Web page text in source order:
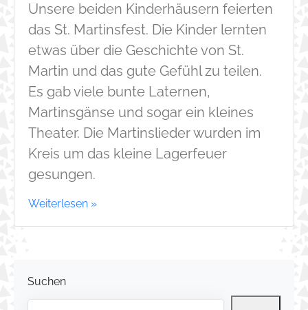
Unsere beiden Kinderhäusern feierten
das St. Martinsfest. Die Kinder lernten
etwas über die Geschichte von St.
Martin und das gute Gefühl zu teilen.
Es gab viele bunte Laternen,
Martinsgänse und sogar ein kleines
Theater. Die Martinslieder wurden im
Kreis um das kleine Lagerfeuer
gesungen.
Weiterlesen »
Suchen